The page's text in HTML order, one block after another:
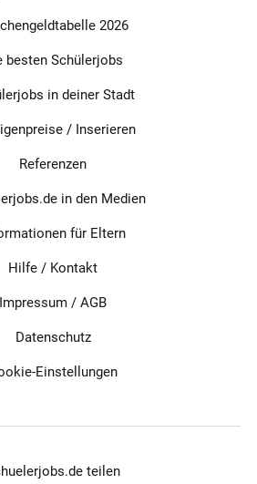
2026
besten Schülerjobs
in deiner Stadt
/ Inserieren
Referenzen
in den Medien
für Eltern
Hilfe / Kontakt
Impressum / AGB
Datenschutz
Einstellungen
teilen